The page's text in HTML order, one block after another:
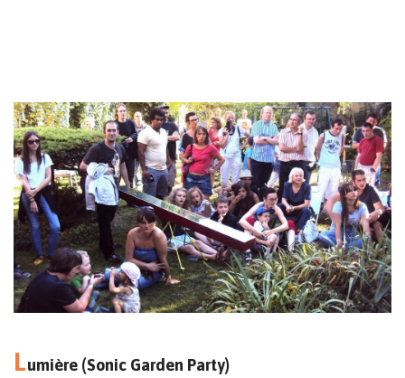
13.09 – 14.00>15.00
24.09 – 15.00>16.00
Lumière (Sonic Garden Party)